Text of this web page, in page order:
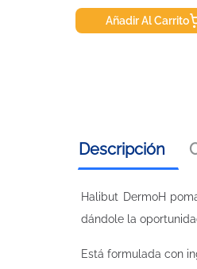
Añadir Al Carrito
Descripción
Halibut DermoH
dándole la
Está formulada con